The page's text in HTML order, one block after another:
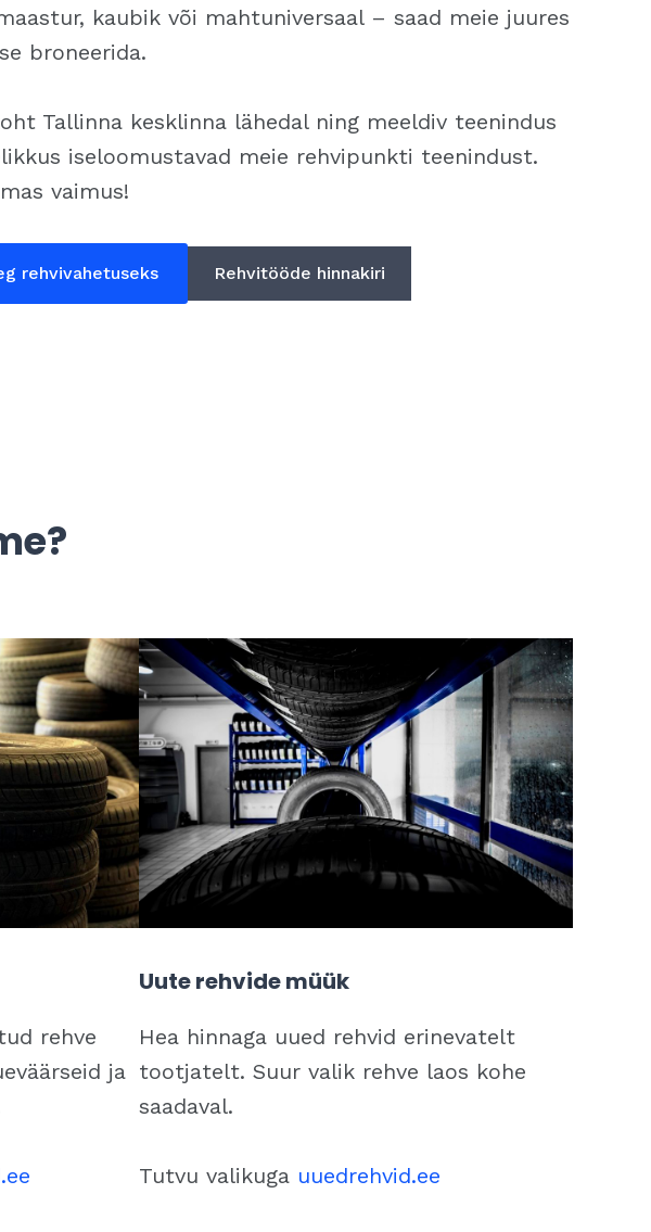
kaubik või mahtuniversaal – saad meie juures
broneerida.
Tallinna kesklinna lähedal ning meeldiv teenindus
iseloomustavad meie rehvipunkti teenindust.
vaimus!
rehvivahetuseks Rehvitööde hinnakiri
rehve
ja
Uute rehvide müük
Hea hinnaga uued rehvid erinevatelt
tootjatelt. Suur valik rehve laos kohe
saadaval.
Tutvu valikuga uuedrehvid.ee